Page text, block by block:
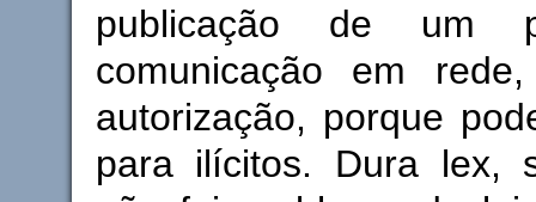
publicação de um
comunicação em
autorização, porque
para ilícitos. Dura lex,